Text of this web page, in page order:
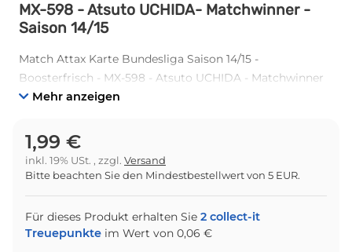
MX-598 - Atsuto UCHIDA- Matchwinner -
Saison 14/15
Match Attax Karte Bundesliga Saison 14/15 -
Boosterfrisch - MX-598 - Atsuto UCHIDA - Matchwinner
Mehr anzeigen
1,99 €
inkl. 19% USt. , zzgl. Versand
Bitte beachten Sie den Mindestbestellwert von 5 EUR.
Für dieses Produkt erhalten Sie 2 collect-it
Treuepunkte im Wert von 0,06 €